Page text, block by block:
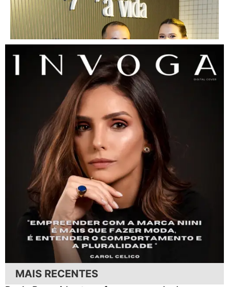
MAIS RECENTES